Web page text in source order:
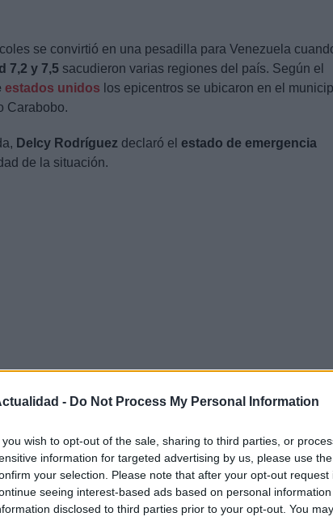
- Do Not Process My Personal Information
you wish to opt-out of the sale, sharing to third parties, or
information for targeted advertising by us, please use
your selection. Please note that after your opt-out
seeing interest-based ads based on personal
disclosed to third parties prior to your opt-out. You
se convirtió en una pesadilla para Venezuela
7,2 y 7,5 sacudieron varias regiones del país. Según el
estados unidos los epicentros se ubicaron en el
Carabobo.
Delcy Rodríguez declaró el estado de emergencia
de la situación.
reportado al menos164 muertosy971 heridos
de desaparecidos. La zona más afectada es
La Guaira
quedaron reducidos a escombros.